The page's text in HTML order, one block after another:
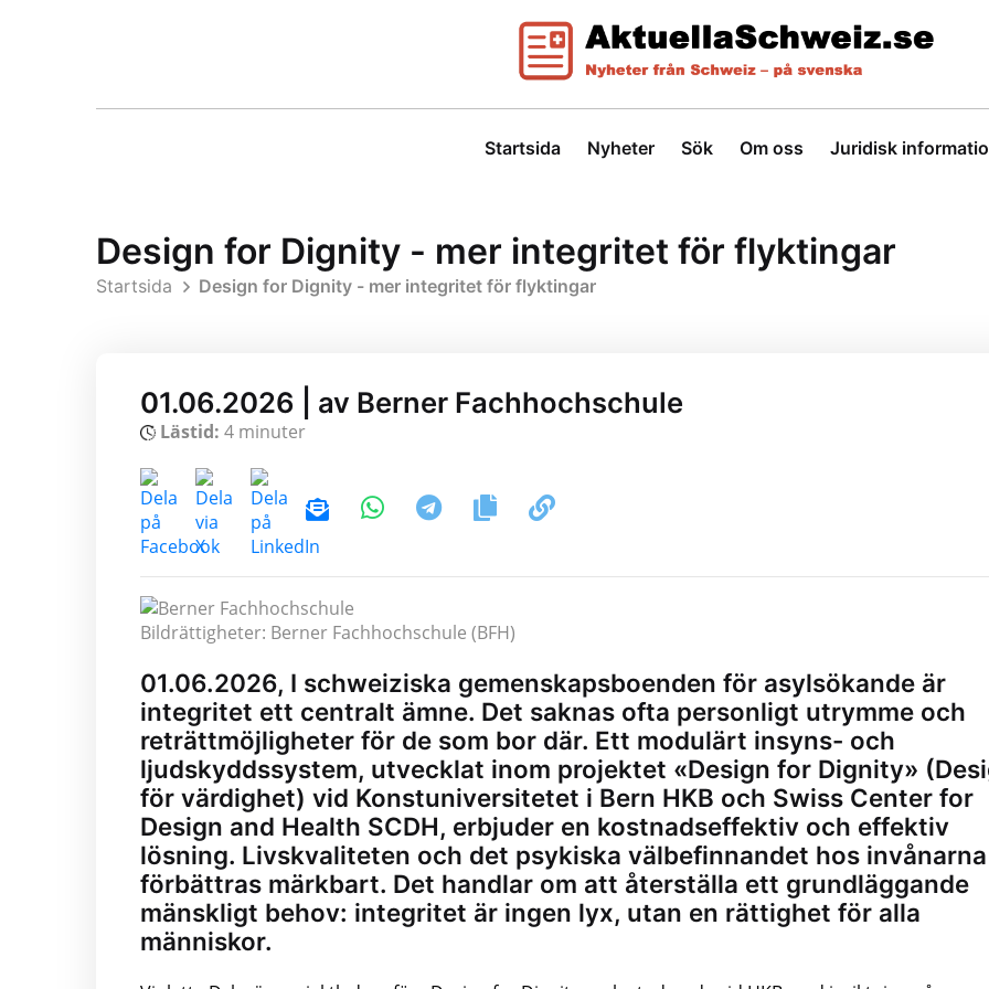
Startsida Nyheter Sök Om oss Juridisk
Design for Dignity - mer integritet för flyktingar
Startsida Design for Dignity - mer integritet för flyktingar
01.06.2026 | av Berner Fachhochschule
Lästid: 4 minuter
Bildrättigheter: Berner Fachhochschule (BFH)
01.06.2026, I schweiziska gemenskapsboenden för asylsökande är
integritet ett centralt ämne. Det saknas ofta personligt utrymme och
reträttmöjligheter för de som bor där. Ett modulärt insyns- och
ljudskyddssystem, utvecklat inom projektet «Design for Dignity»
för värdighet) vid Konstuniversitetet i Bern HKB och Swiss Center for
Design and Health SCDH, erbjuder en kostnadseffektiv och effektiv
lösning. Livskvaliteten och det psykiska välbefinnandet hos invånarna
förbättras märkbart. Det handlar om att återställa ett grundläggande
mänskligt behov: integritet är ingen lyx, utan en rättighet för alla
människor.